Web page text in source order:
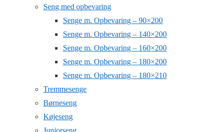
Seng med opbevaring
Senge m. Opbevaring – 90×200
Senge m. Opbevaring – 140×200
Senge m. Opbevaring – 160×200
Senge m. Opbevaring – 180×200
Senge m. Opbevaring – 180×210
Tremmesenge
Børneseng
Køjeseng
Juniorseng